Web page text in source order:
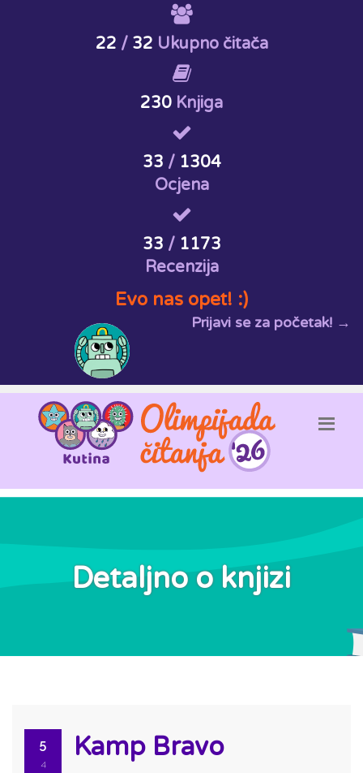
22 / 32 Ukupno čitača
230 Knjiga
33 / 1304
Ocjena
33 / 1173
Recenzija
Evo nas opet! :)
Prijavi se za početak! →
Detaljno o knjizi
5
4
Kamp Bravo